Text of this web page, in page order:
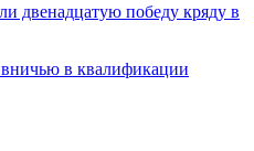
двенадцатую победу кряду в
в квалификации